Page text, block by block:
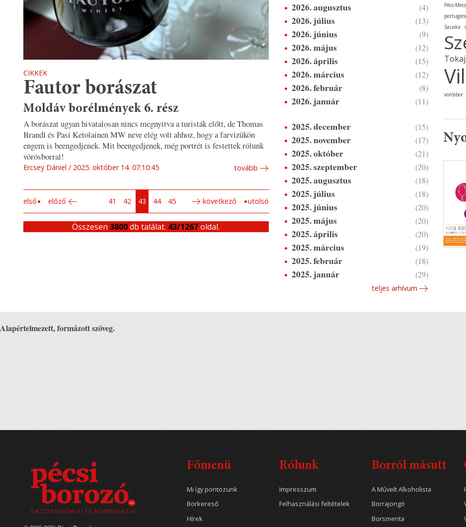
CIKKEK
Fautor borászat
Moldáv borélmények 6. rész
A borászat ugyan hivatalosan nincs megnyitva a turisták előtt, de Thomas
Brandl és Pasi Ketolainen MW neve elég volt ahhoz, hogy a farvizükön
engem is beengedjenek. Mit beengedjenek, még portrét is festettek rólunk
vörösborral!
Ercsey Dániel 2025. október 14. 07:10:45 tovább
első előző 41 42 43 44 45 következő utolsó
Összesen3800db találat. 43/1267oldal.
2026. augusztus (4)
2026. július (13)
2026. június (9)
2026. május (12)
2026. április (15)
2026. március (12)
2026. február (8)
2026. január (11)
2025. december (15)
2025. november (17)
2025. október (21)
2025. szeptember (20)
2025. augusztus (18)
2025. július (18)
2025. június (20)
2025. május (20)
2025. április (20)
2025. március (19)
2025. február (18)
2025. január (29)
teljes arhívum
Pécs-
Sauska
Tokaj
vörösbor
Alapértelmezett, formázott szöveg.
Főmenü
Mi így pontozunk
Borkereső
Hírek
Rólunk
Impresszum
Felhasználási feltételek
Borról másutt
A Művelt Alkoholista
Borrajongó
Borsmenta